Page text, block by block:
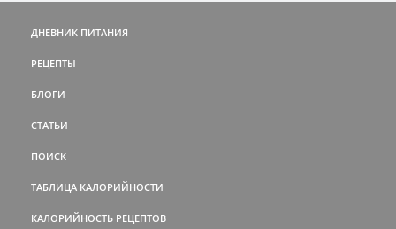
ДНЕВНИК ПИТАНИЯ
РЕЦЕПТЫ
БЛОГИ
СТАТЬИ
ПОИСК
ТАБЛИЦА КАЛОРИЙНОСТИ
КАЛОРИЙНОСТЬ РЕЦЕПТОВ